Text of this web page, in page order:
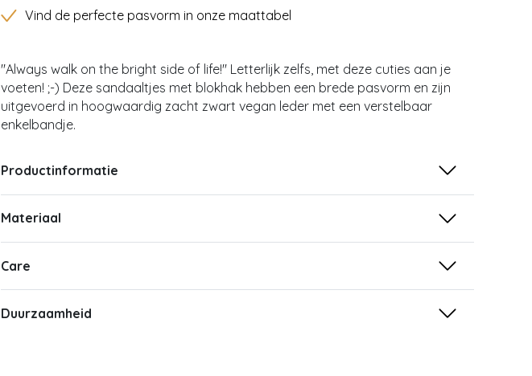
Vind de perfecte pasvorm in onze maattabel
''Always walk on the bright side of life!'' Letterlijk zelfs, met deze cuties aan je
voeten! ;-) Deze sandaaltjes met blokhak hebben een brede pasvorm en zijn
uitgevoerd in hoogwaardig zacht zwart vegan leder met een verstelbaar
enkelbandje.
Productinformatie
Materiaal
Care
Duurzaamheid